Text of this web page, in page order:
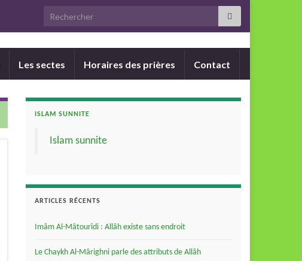
Search for:
Les sectes Horaires des prières Contact
ISLAM SUNNITE
Islam sunnite
ARTICLES RÉCENTS
Imâm Al-Mâtourîdi : Allâh existe sans endroit
Le Chaykh Al-Mârighni parle des attributs de Allâh